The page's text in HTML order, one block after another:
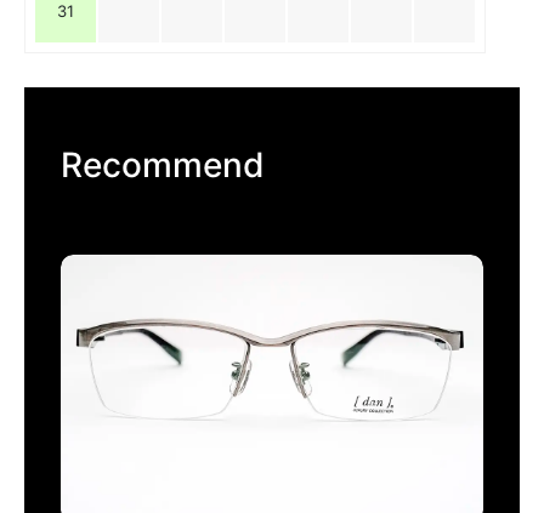
31
Recommend